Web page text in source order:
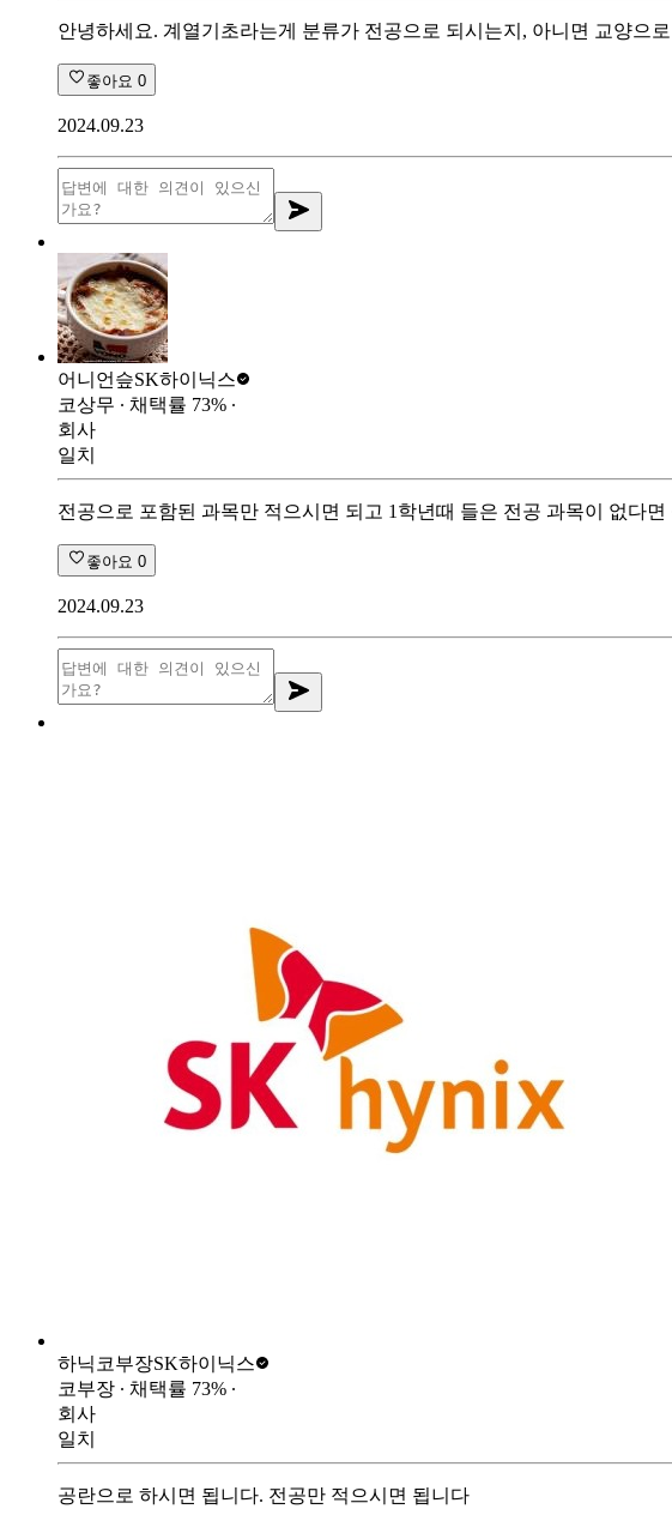
안녕하세요. 계열기초라는게 분류가 전공으로 되시는지, 아니면 교양으
좋아요 0
2024.09.23
어니언슾SK하이닉스
코상무 ∙ 채택률 73% ∙
회사
일치
전공으로 포함된 과목만 적으시면 되고 1학년때 들은 전공 과목이 없다
좋아요 0
2024.09.23
하닉코부장SK하이닉스
코부장 ∙ 채택률 73% ∙
회사
일치
공란으로 하시면 됩니다. 전공만 적으시면 됩니다